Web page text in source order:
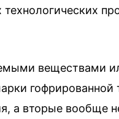
веществами
а вторые вообще